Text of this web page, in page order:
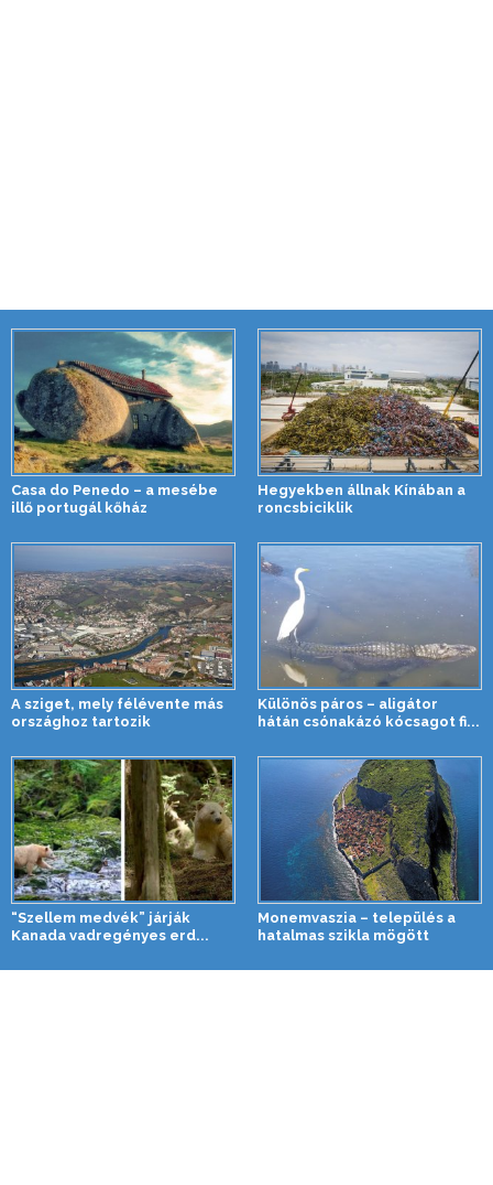
Casa do Penedo – a mesébe
illő portugál kőház
Hegyekben állnak Kínában a
roncsbiciklik
A sziget, mely félévente más
országhoz tartozik
Különös páros – aligátor
hátán csónakázó kócsagot fi...
“Szellem medvék” járják
Kanada vadregényes erd...
Monemvaszia – település a
hatalmas szikla mögött